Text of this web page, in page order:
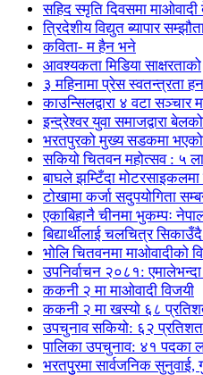
सहिद स्मृति दिवसमा माओवादी
त्रिदेशीय विद्युत ब्यापार
कविता- म हैन भने
आवश्यकता मिडिया साक्षरताको
३ महिनामा प्रेस स्वतन्त्रता
काउन्सिलद्वारा ४ वटा
इन्द्रेश्वर युवा समाजद्वारा
भरतपुरको मुख्य सडकमा
सकियो चितवन महोत्सव : ५
बाघले झम्टिँदा
टोखामा कर्जा सदुपयोगिता
एकाबिहानै चीनमा भुकम्पः
बिद्यार्थीलाई चलचित्र
भोलि चितवनमा माओवादीको
उपनिर्वाचन २०८१:
ककनी २ मा माओवादी विजयी
ककनी २ मा खस्यो ६८
उपचुनाव सकियो: ६२
पालिका उपचुनाव: ४१ पदका
भरतपुुरमा सार्वजनिक सुनुवाई,